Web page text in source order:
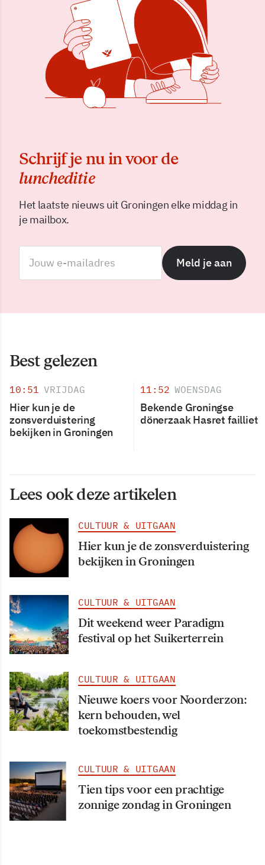
Schrijf je nu in voor de
luncheditie
Het laatste nieuws uit Groningen elke middag in
je mailbox.
Meld je aan
Best gelezen
10:51 VRIJDAG
Hier kun je de
zonsverduistering
bekijken in Groningen
11:52 WOENSDAG
Bekende Groningse
dönerzaak Hasret failliet
Lees ook deze artikelen
CULTUUR & UITGAAN
Hier kun je de zonsverduistering
bekijken in Groningen
CULTUUR & UITGAAN
Dit weekend weer Paradigm
festival op het Suikerterrein
CULTUUR & UITGAAN
Nieuwe koers voor Noorderzon:
kern behouden, wel
toekomstbestendig
CULTUUR & UITGAAN
Tien tips voor een prachtige
zonnige zondag in Groningen